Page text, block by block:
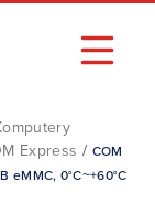
Express / COM
eMMC, 0°C~+60°C